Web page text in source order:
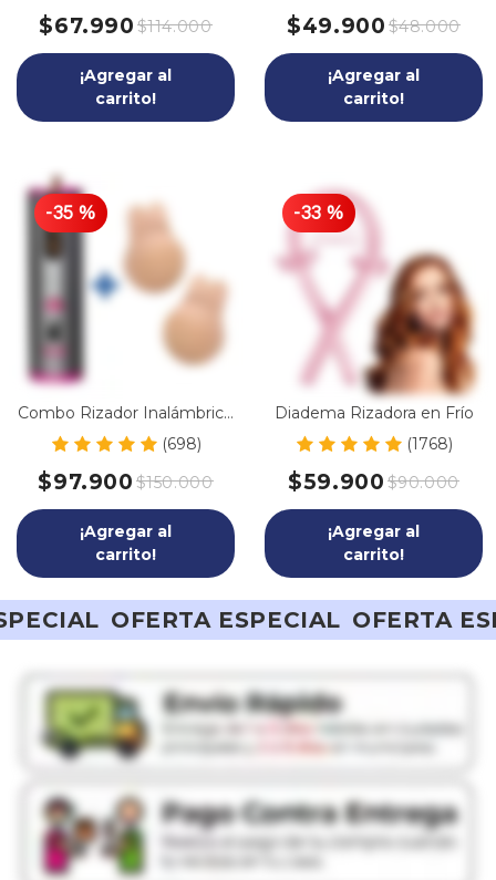
$67.990 $114.000
¡Agregar al
carrito!
$49.900 $48.000
¡Agregar al
carrito!
-35 %
Combo Rizador Inalámbrico
Portátil + Brasier Invisible de
(698)
$97.900 $150.000
¡Agregar al
carrito!
-33 %
Diadema Rizadora en Frío
(1768)
$59.900 $90.000
¡Agregar al
carrito!
ESPECIAL OFERTA ESPECIAL